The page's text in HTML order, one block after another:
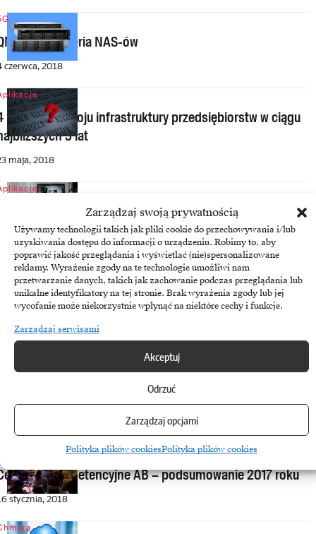
Zarządzaj swoją prywatnością
Używamy technologii takich jak pliki cookie do przechowywania i/lub
uzyskiwania dostępu do informacji o urządzeniu. Robimy to, aby
poprawić jakość przeglądania i wyświetlać (nie)spersonalizowane
reklamy. Wyrażenie zgody na te technologie umożliwi nam
przetwarzanie danych, takich jak zachowanie podczas przeglądania lub
unikalne identyfikatory na tej stronie. Brak wyrażenia zgody lub jej
wycofanie może niekorzystnie wpłynąć na niektóre cechy i funkcje.
Zarządzaj serwisami
Akceptuj
Odrzuć
Zarządzaj opcjami
Polityka plików cookiesPolityka plików cookies
nowa seria NAS-ów
czerwca, 2018
kierunki rozwoju infrastruktury przedsiębiorstw w ciągu
3 lat
maja, 2018
Innergo Technology Workshop już za nami!
kwietnia, 2018
technologiczne roku – Certified Innergo
Workshop
kwietnia, 2018
Veeam gwarantuje ciągłość działania
OVH w trybie 24.7.365
Networks
Kompetencyjne AB – podsumowanie 2017 roku
stycznia, 2018